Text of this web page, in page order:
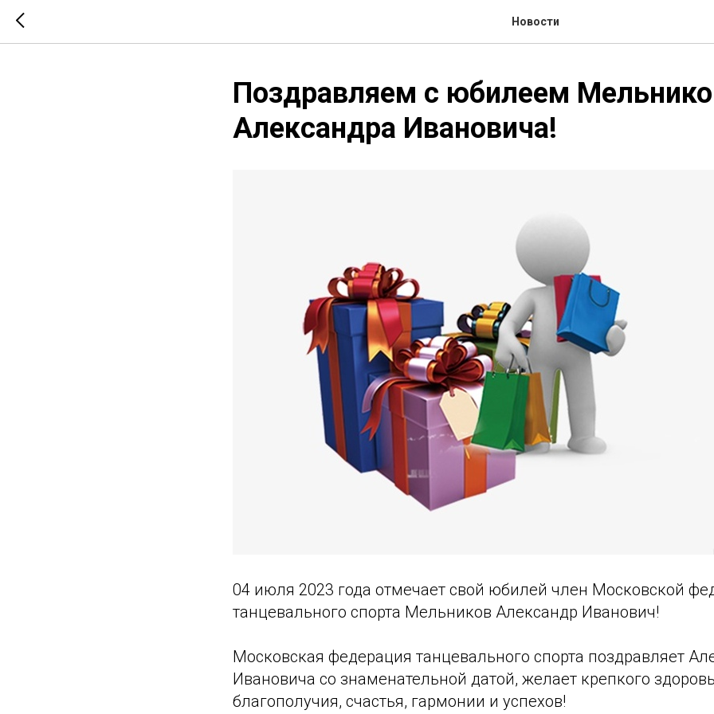
Новости
Поздравляем с юбилеем
Александра Ивановича!
04 июля 2023 года отмечает свой юбилей член Московской
танцевального спорта Мельников Александр Иванович!
Московская федерация танцевального спорта поздравляет
Ивановича со знаменательной датой, желает крепкого
благополучия, счастья, гармонии и успехов!